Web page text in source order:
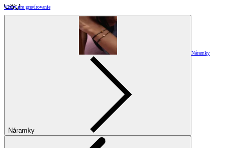
Vzory pre gravírovanie
Náramky
Náramky